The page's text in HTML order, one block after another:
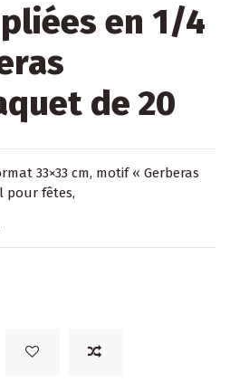
en 1/4
de 20
33×33 cm, motif « Gerberas
pour fêtes,